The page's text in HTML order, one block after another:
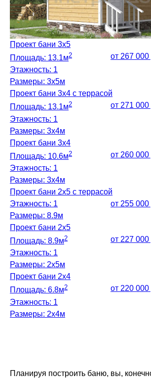
Проект бани 3х5
Площадь: 13.1м2
Этажность: 1
Размеры: 3х5м
от 267 000
Проект бани 3х4 с террасой
Площадь: 13.1м2
Этажность: 1
Размеры: 3x4м
от 271 000
Проект бани 3х4
Площадь: 10.6м2
Этажность: 1
Размеры: 3х4м
от 260 000
Проект бани 2х5 с террасой
Этажность: 1
Размеры: 8.9м
от 255 000
Проект бани 2х5
Площадь: 8.9м2
Этажность: 1
Размеры: 2х5м
от 227 000
Проект бани 2х4
Площадь: 6.8м2
Этажность: 1
Размеры: 2x4м
от 220 000
Планируя построить баню, вы,